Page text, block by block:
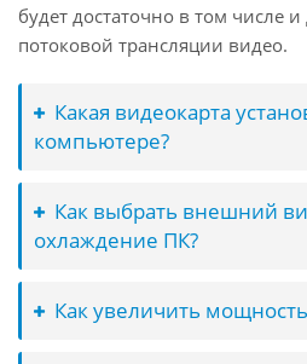
будет достаточно в том числе
потоковой трансляции видео.
Какая видеокарта
компьютере?
Как выбрать внешний
охлаждение ПК?
Как увеличить